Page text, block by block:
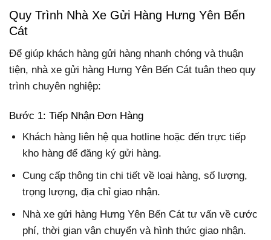
Quy Trình Nhà Xe Gửi Hàng Hưng Yên Bến
Cát
Để giúp khách hàng gửi hàng nhanh chóng và thuận
tiện, nhà xe gửi hàng Hưng Yên Bến Cát tuân theo quy
trình chuyên nghiệp:
Bước 1: Tiếp Nhận Đơn Hàng
Khách hàng liên hệ qua hotline hoặc đến trực tiếp
kho hàng để đăng ký gửi hàng.
Cung cấp thông tin chi tiết về loại hàng, số lượng,
trọng lượng, địa chỉ giao nhận.
Nhà xe gửi hàng Hưng Yên Bến Cát tư vấn về cước
phí, thời gian vận chuyển và hình thức giao nhận.